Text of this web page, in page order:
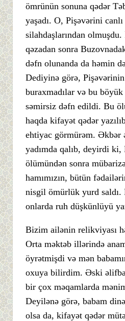
ömrünün sonuna qədər
yaşadı. O, Pişəvərini
silahdaşlarından
qəzadan sonra
dəfn olunanda da həmin
Dediyinə görə,
buraxmadılar və bu
səmirsiz dəfn edildi. Bu
haqda kifayət qədər
ehtiyac görmürəm. Əkbər
yadımda qalıb, deyirdi ki,
ölümündən sonra
hamımızın, bütün
nisgil ömürlük yurd saldı.
onlarda ruh düşkünlüyü
Bizim ailənin relikviyası
Orta məktəb illərində
öyrətmişdi və mən
oxuya bilirdim. Əski
bir çox məqamlarda
Deyilənə görə, babam
olsa da, kifayət qədər